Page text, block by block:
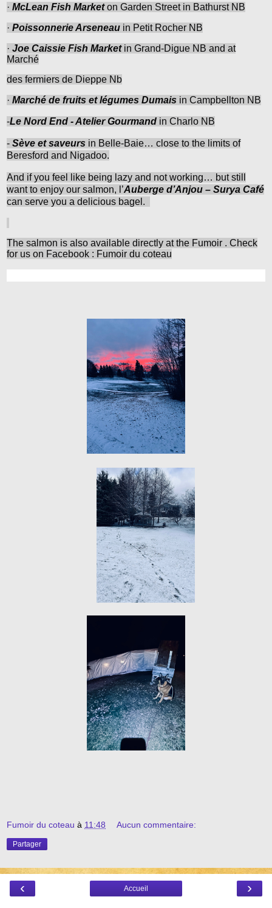
· McLean Fish Marketon Garden Street in Bathurst NB
· Poissonnerie Arseneau in Petit Rocher NB
· Joe Caissie Fish Marketin Grand-Digue NB and at
Marché
des fermiers de Dieppe Nb
· Marché de fruits et légumes Dumais in Campbellton NB
-Le Nord End - Atelier Gourmand in Charlo NB
- Sève et saveurs in Belle-Baie… close to the limits of
Beresford and Nigadoo.
And if you feel like being lazy and not working… but still
want to enjoy our salmon, l’Auberge d’Anjou – Surya Café
can serve you a delicious bagel.
The salmon is also available directly at the Fumoir . Check
for us on Facebook : Fumoir du coteau
Fumoir du coteau à 11:48 Aucun commentaire:
Partager
‹ ›
Accueil